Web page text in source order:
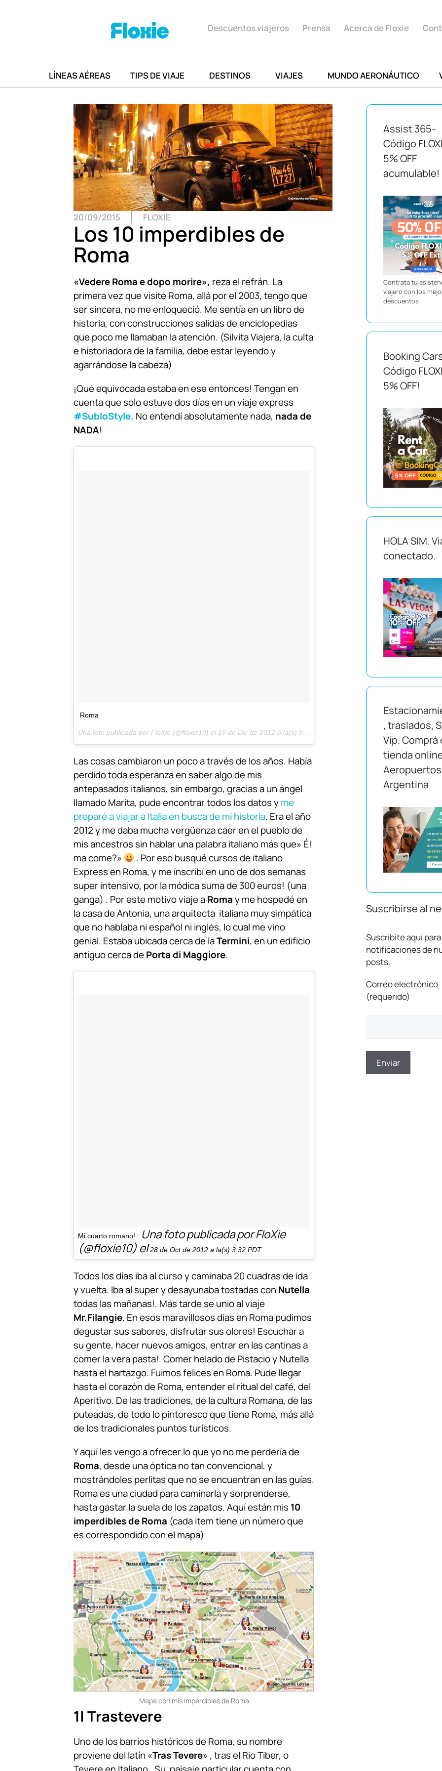
Descuentos viajeros Prensa Acerca de Floxie
LÍNEAS AÉREAS TIPS DE VIAJE DESTINOS VIAJES MUNDO AERONÁUTICO
Assist 365-
Código
5% OFF
acumulable!
Contrata tu
viajero con los
descuentos
Booking
Código
5% OFF!
HOLA SIM.
conectado.
, traslados,
Vip. Comprá
tienda
Aeropuertos
Argentina
Suscribirse al
Suscribite aquí
notificaciones de
posts.
Correo electrónico
(requerido)
20/09/2015 FLOXIE
Los 10 imperdibles de
Roma
«Vedere Roma e dopo morire», reza el refrán. La
primera vez que visité Roma, allá por el 2003, tengo que
ser sincera, no me enloqueció. Me sentía en un libro de
historia, con construcciones salidas de enciclopedias
que poco me llamaban la atención. (Silvita Viajera, la culta
e historiadora de la familia, debe estar leyendo y
agarrándose la cabeza)
¡Qué equivocada estaba en ese entonces! Tengan en
cuenta que solo estuve dos días en un viaje express
#SubloStyle. No entendí absolutamente nada, nada de
NADA!
Roma
Una foto publicada por FloXie (@floxie10) el 19 de Dic de 2012 a la(s) 9:21 PST
Las cosas cambiaron un poco a través de los años. Había
perdido toda esperanza en saber algo de mis
antepasados italianos, sin embargo, gracias a un ángel
llamado Marita, pude encontrar todos los datos yme
preparé a viajar a Italia en busca de mi historia. Era el año
2012 y me daba mucha vergüenza caer en el pueblo de
mis ancestros sin hablar una palabra italiano más que» É!
ma come?»
. Por eso busqué cursos de italiano
Express en Roma, y me inscribí en uno de dos semanas
super intensivo, por la módica suma de 300 euros! (una
ganga) . Por este motivo viaje aRomay me hospedé en
la casa de Antonia, una arquitecta italiana muy simpática
que no hablaba ni español ni inglés, lo cual me vino
genial. Estaba ubicada cerca de laTermini, en un edificio
antiguo cerca dePorta di Maggiore.
Mi cuarto romano!
Una foto publicada por FloXie
(@floxie10) el28 de Oct de 2012 a la(s) 3:32 PDT
Todos los días iba al curso y caminaba 20 cuadras de ida
y vuelta. Iba al super y desayunaba tostadas con Nutella
todas las mañanas!. Más tarde se unio al viaje
Mr.Filangie. En esos maravillosos días en Roma pudimos
degustar sus sabores, disfrutar sus olores! Escuchar a
su gente, hacer nuevos amigos, entrar en las cantinas a
comer la vera pasta!. Comer helado de Pistacio y Nutella
hasta el hartazgo. Fuimos felices en Roma. Pude llegar
hasta el corazón de Roma, entender el ritual del café, del
Aperitivo. De las tradiciones, de la cultura Romana, de las
puteadas, de todo lo pintoresco que tiene Roma, más allá
de los tradicionales puntos turísticos.
Y aquí les vengo a ofrecer lo que yo no me perdería de
Roma, desde una óptica no tan convencional, y
mostrándoles perlitas que no se encuentran en las guías.
Roma es una ciudad para caminarla y sorprenderse,
hasta gastar la suela de los zapatos. Aquí están mis 10
imperdibles de Roma (cada item tiene un número que
es correspondido con el mapa)
Mapa con mis imperdibles de Roma
1| Trastevere
Uno de los barrios históricos de Roma, su nombre
proviene del latín «Tras Tevere» , tras el Rio Tiber, o